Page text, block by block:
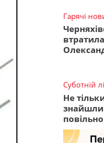
Гарячі
Суботній
Не